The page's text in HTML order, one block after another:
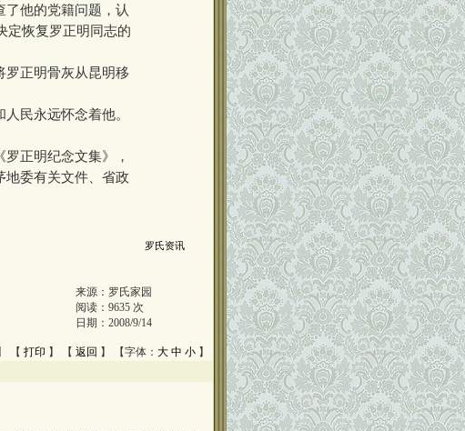
他的党籍问题，认
定恢复罗正明同志的
正明骨灰从昆明移
民永远怀念着他。
正明纪念文集》，
地委有关文件、省政
罗氏资讯
来源： 罗氏家园
阅读： 9635 次
日期： 2008/9/14
【 打印 】 【 返回 】 【字体： 大 中 小 】